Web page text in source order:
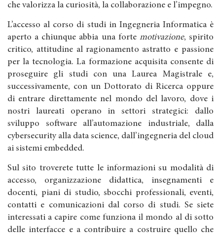
che valorizza la curiosità, la collaborazione e l’impegno.
L’accesso al corso di studi in Ingegneria Informatica è
aperto a chiunque abbia una forte motivazione, spirito
critico, attitudine al ragionamento astratto e passione
per la tecnologia. La formazione acquisita consente di
proseguire gli studi con una Laurea Magistrale e,
successivamente, con un Dottorato di Ricerca oppure
di entrare direttamente nel mondo del lavoro, dove i
nostri laureati operano in settori strategici: dallo
sviluppo software all’automazione industriale, dalla
cybersecurity alla data science, dall’ingegneria del cloud
ai sistemi embedded.
Sul sito troverete tutte le informazioni su modalità di
accesso, organizzazione didattica, insegnamenti e
docenti, piani di studio, sbocchi professionali, eventi,
contatti e comunicazioni dal corso di studi. Se siete
interessati a capire come funziona il mondo al di sotto
delle interfacce e a contribuire a costruire quello che